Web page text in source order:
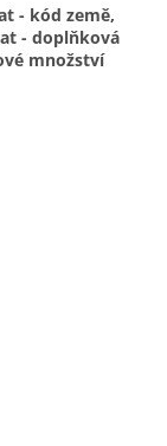
- kód země,
- doplňková
množství